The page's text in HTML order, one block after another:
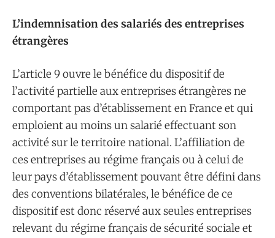
L’indemnisation des salariés des entreprises
étrangères
L’article 9 ouvre le bénéfice du dispositif de
l’activité partielle aux entreprises étrangères ne
comportant pas d’établissement en France et qui
emploient au moins un salarié effectuant son
activité sur le territoire national. L’affiliation de
ces entreprises au régime français ou à celui de
leur pays d’établissement pouvant être défini dans
des conventions bilatérales, le bénéfice de ce
dispositif est donc réservé aux seules entreprises
relevant du régime français de sécurité sociale et